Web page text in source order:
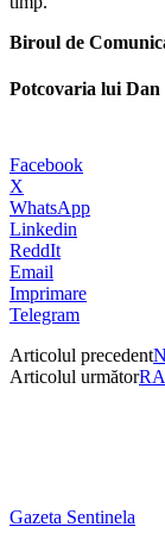
Biroul de
Potcovaria lui Dan
Facebook
X
WhatsApp
Linkedin
ReddIt
Email
Imprimare
Telegram
Articolul precedent
Articolul următor
Gazeta Sentinela